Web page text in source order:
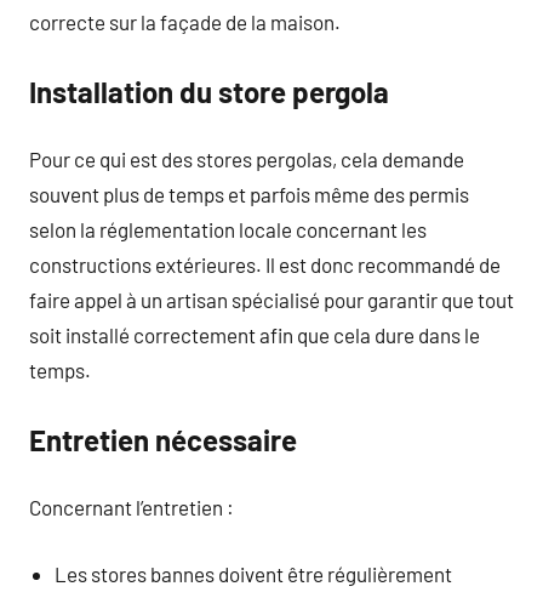
correcte sur la façade de la maison.
Installation du store pergola
Pour ce qui est des stores pergolas, cela demande
souvent plus de temps et parfois même des permis
selon la réglementation locale concernant les
constructions extérieures. Il est donc recommandé de
faire appel à un artisan spécialisé pour garantir que tout
soit installé correctement afin que cela dure dans le
temps.
Entretien nécessaire
Concernant l’entretien :
Les stores bannes doivent être régulièrement